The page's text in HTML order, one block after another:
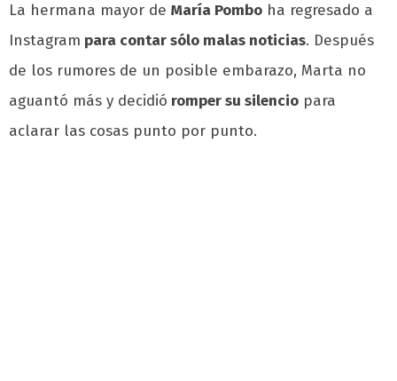
La hermana mayor de María Pombo ha regresado a
Instagram para contar sólo malas noticias. Después
de los rumores de un posible embarazo, Marta no
aguantó más y decidió romper su silencio para
aclarar las cosas punto por punto.